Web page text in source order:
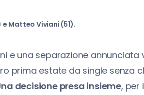
Matteo Viviani (51).
e una separazione annunciata
prima estate da single senza
decisione presa insieme, per